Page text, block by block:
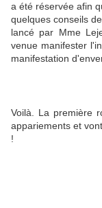
a été réservée afin
quelques conseils
lancé par Mme
venue manifester
manifestation
Voilà. La première
appariements et
!